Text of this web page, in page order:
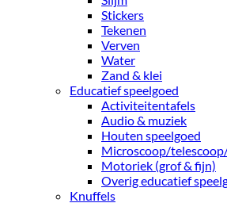
Stickers
Tekenen
Verven
Water
Zand & klei
Educatief speelgoed
Activiteitentafels
Audio & muziek
Houten speelgoed
Microscoop/
Motoriek (grof & fijn)
Overig educatief
Knuffels